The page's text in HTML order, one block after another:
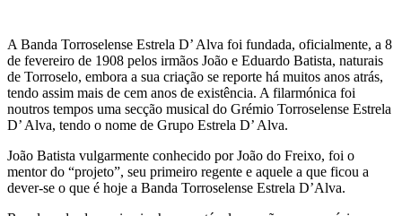
A Banda Torroselense Estrela D’ Alva foi fundada, oficialmente, a 8
de fevereiro de 1908 pelos irmãos João e Eduardo Batista, naturais
de Torroselo, embora a sua criação se reporte há muitos anos atrás,
tendo assim mais de cem anos de existência. A filarmónica foi
noutros tempos uma secção musical do Grémio Torroselense Estrela
D’ Alva, tendo o nome de Grupo Estrela D’ Alva.
João Batista vulgarmente conhecido por João do Freixo, foi o
mentor do “projeto”, seu primeiro regente e aquele a que ficou a
dever-se o que é hoje a Banda Torroselense Estrela D’Alva.